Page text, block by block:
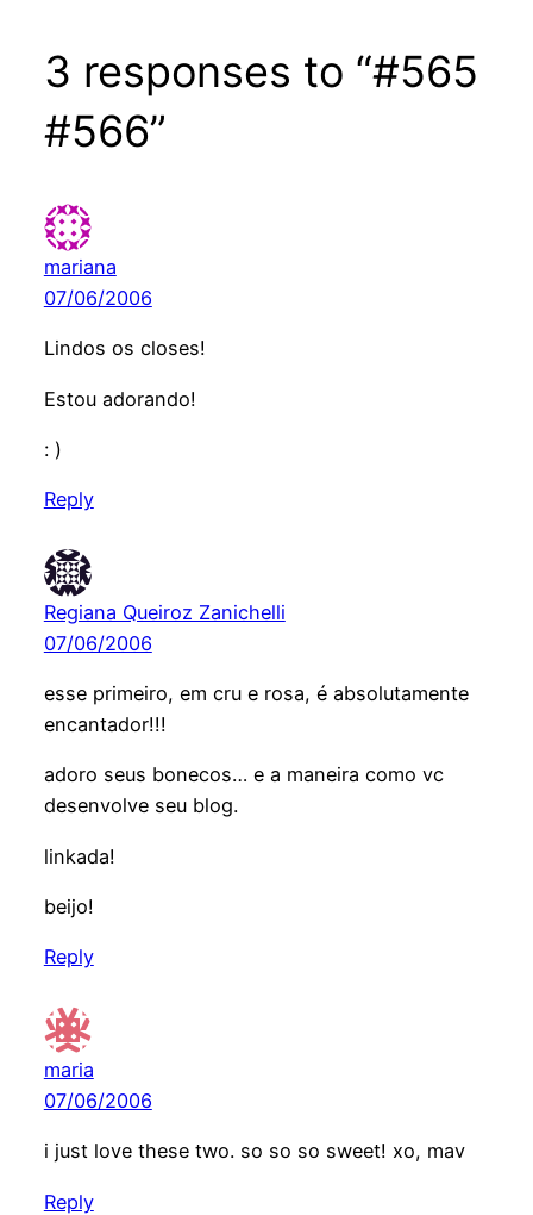
3 responses to “#565
#566”
mariana
07/06/2006
Lindos os closes!
Estou adorando!
: )
Reply
Regiana Queiroz Zanichelli
07/06/2006
esse primeiro, em cru e rosa, é absolutamente
encantador!!!
adoro seus bonecos… e a maneira como vc
desenvolve seu blog.
linkada!
beijo!
Reply
maria
07/06/2006
i just love these two. so so so sweet! xo, mav
Reply